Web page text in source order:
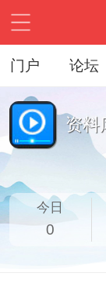
门户 论坛
资料
今日
0